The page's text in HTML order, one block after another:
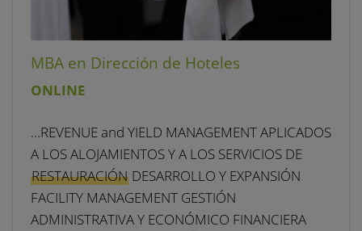
MBA en Dirección de Hoteles
ONLINE
…REVENUE and YIELD MANAGEMENT APLICADOS
A LOS ALOJAMIENTOS Y A LOS SERVICIOS DE
RESTAURACIÓNDESARROLLO Y EXPANSIÓN
FACILITY MANAGEMENT GESTIÓN
ADMINISTRATIVA Y ECONÓMICO FINANCIERA